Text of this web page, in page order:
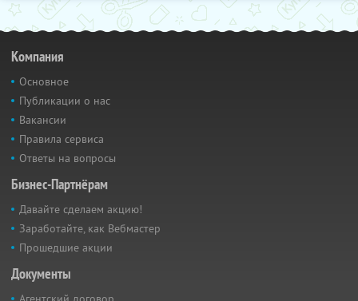
Компания
Основное
Публикации о нас
Вакансии
Правила сервиса
Ответы на вопросы
Бизнес-Партнёрам
Давайте сделаем акцию!
Заработайте, как Вебмастер
Прошедшие акции
Документы